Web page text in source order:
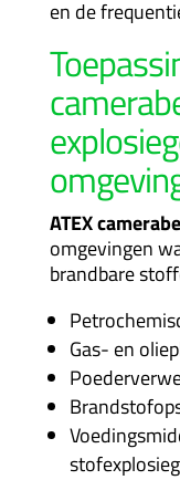
en de
ATEX
omgevingen
brandbare
Gas- en